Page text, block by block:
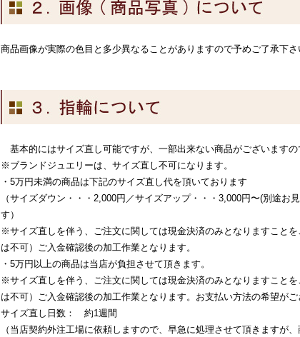
商品画像が実際の色目と多少異なることがありますので予めご了承下さ
基本的にはサイズ直し可能ですが、一部出来ない商品がございます
※ブランドジュエリーは、サイズ直し不可になります。
・5万円未満の商品は下記のサイズ直し代を頂いております
（サイズダウン・・・2,000円／サイズアップ・・・3,000円〜(別途お
す）
※サイズ直しを伴う、ご注文に関しては現金決済のみとなりますこと
は不可）ご入金確認後の加工作業となります。
・5万円以上の商品は当店が負担させて頂きます。
※サイズ直しを伴う、ご注文に関しては現金決済のみとなりますこと
は不可）ご入金確認後の加工作業となります。お支払い方法の希望が
サイズ直し日数： 約1週間
（当店契約外注工場に依頼しますので、早急に処理させて頂きますが